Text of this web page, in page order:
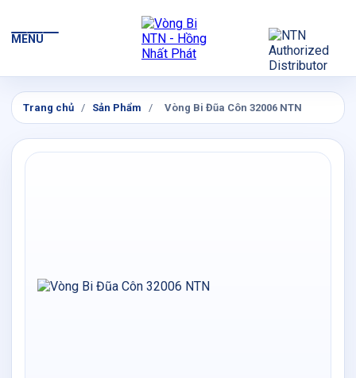
MENU
Trang chủ / Sản Phẩm / Vòng Bi Đũa Côn 32006 NTN